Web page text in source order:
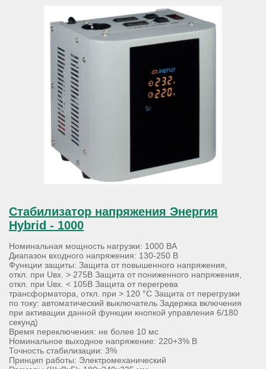
Стабилизатор напряжения Энергия
Hybrid - 1000
Номинальная мощность нагрузки: 1000 ВА
Диапазон входного напряжения: 130-250 В
Функции защиты: Защита от повышенного напряжения,
откл. при Uвх. > 275В Защита от пониженного напряжения,
откл. при Uвх. < 105В Защита от перегрева
трансформатора, откл. при > 120 °С Защита от перегрузки
по току: автоматический выключатель Задержка включения
при активации данной функции кнопкой управления 6/180
секунд)
Время переключения: не более 10 мс
Номинальное выходное напряжение: 220+3% В
Точность стабилизации: 3%
Принцип работы: Электромеханический